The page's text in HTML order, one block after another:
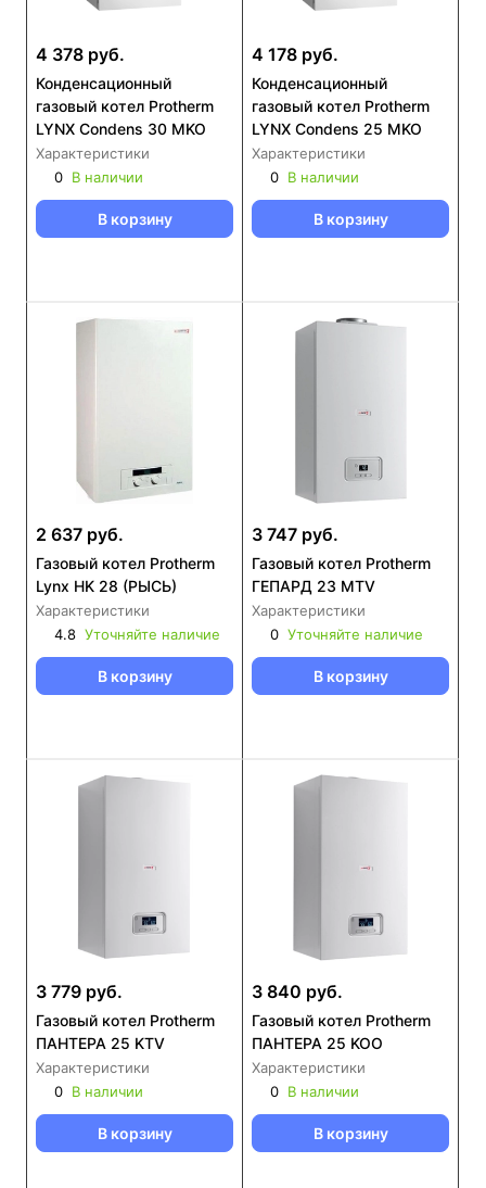
4 378 руб.
Конденсационный
газовый котел Protherm
LYNX Condens 30 MKO
Характеристики
0 В наличии
В корзину
4 178 руб.
Конденсационный
газовый котел Protherm
LYNX Condens 25 MKO
Характеристики
0 В наличии
В корзину
2 637 руб.
Газовый котел Protherm
Lynx HK 28 (РЫСЬ)
Характеристики
4.8 Уточняйте наличие
В корзину
3 747 руб.
Газовый котел Protherm
ГЕПАРД 23 MTV
Характеристики
0 Уточняйте наличие
В корзину
3 779 руб.
Газовый котел Protherm
ПАНТЕРА 25 KTV
Характеристики
0 В наличии
В корзину
3 840 руб.
Газовый котел Protherm
ПАНТЕРА 25 KOО
Характеристики
0 В наличии
В корзину